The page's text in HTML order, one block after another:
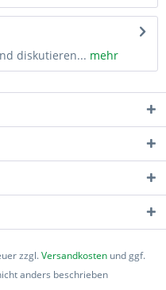
diskutieren... mehr
zzgl.Versandkosten und ggf.
anders beschrieben